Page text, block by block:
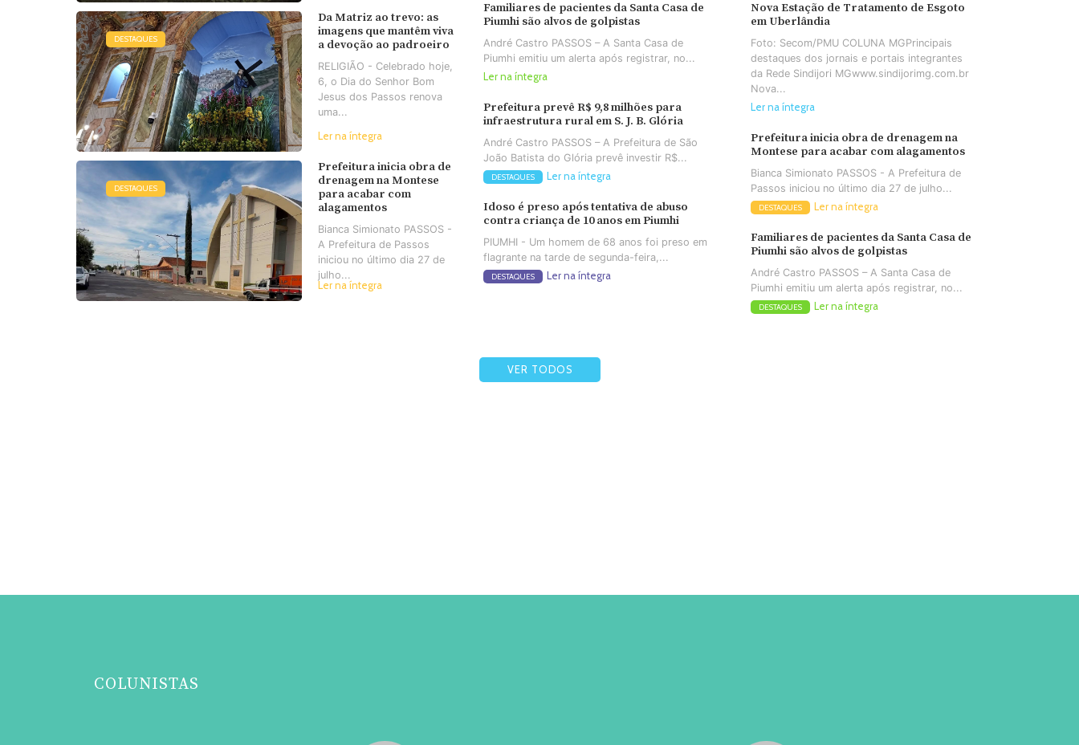
DESTAQUES
Da Matriz ao trevo: as
imagens que mantêm viva
a devoção ao padroeiro
RELIGIÃO - Celebrado hoje,
6, o Dia do Senhor Bom
Jesus dos Passos renova
uma...
Ler na íntegra
DESTAQUES
Prefeitura inicia obra de
drenagem na Montese
para acabar com
alagamentos
Bianca Simionato PASSOS -
A Prefeitura de Passos
iniciou no último dia 27 de
julho...
Ler na íntegra
Familiares de pacientes da Santa Casa de
Piumhi são alvos de golpistas
André Castro PASSOS – A Santa Casa de
Piumhi emitiu um alerta após registrar, no...
Ler na íntegra
Prefeitura prevê R$ 9,8 milhões para
infraestrutura rural em S. J. B. Glória
André Castro PASSOS – A Prefeitura de São
João Batista do Glória prevê investir R$...
DESTAQUES Ler na íntegra
Idoso é preso após tentativa de abuso
contra criança de 10 anos em Piumhi
PIUMHI - Um homem de 68 anos foi preso em
flagrante na tarde de segunda-feira,...
DESTAQUES Ler na íntegra
Nova Estação de Tratamento de Esgoto
em Uberlândia
Foto: Secom/PMU COLUNA MGPrincipais
destaques dos jornais e portais integrantes
da Rede Sindijori MGwww.sindijorimg.com.br
Nova...
Ler na íntegra
Prefeitura inicia obra de drenagem na
Montese para acabar com alagamentos
Bianca Simionato PASSOS - A Prefeitura de
Passos iniciou no último dia 27 de julho...
DESTAQUES Ler na íntegra
Familiares de pacientes da Santa Casa de
Piumhi são alvos de golpistas
André Castro PASSOS – A Santa Casa de
Piumhi emitiu um alerta após registrar, no...
DESTAQUES Ler na íntegra
VER TODOS
COLUNISTAS